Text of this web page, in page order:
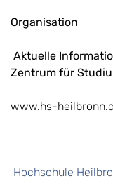
Organisation
Aktuelle
Zentrum für
www.hs-
Hochschule